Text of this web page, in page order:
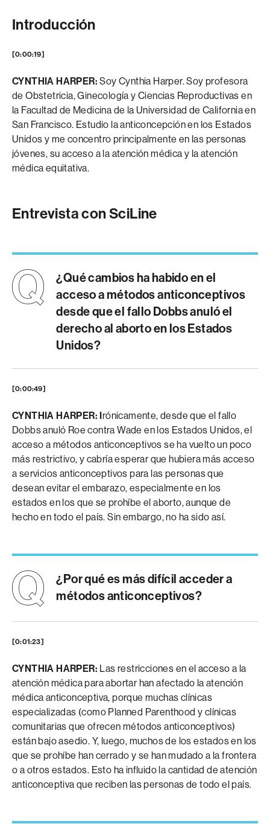
Introducción
[0:00:19]
CYNTHIA HARPER:Soy Cynthia Harper. Soy profesora
de Obstetricia, Ginecología y Ciencias Reproductivas en
la Facultad de Medicina de la Universidad de California en
San Francisco. Estudio la anticoncepción en los Estados
Unidos y me concentro principalmente en las personas
jóvenes, su acceso a la atención médica y la atención
médica equitativa.
Entrevista con SciLine
¿Qué cambios ha habido en el
acceso a métodos anticonceptivos
desde que el fallo Dobbs anuló el
derecho al aborto en los Estados
Unidos?
[0:00:49]
CYNTHIA HARPER: Irónicamente, desde que el fallo
Dobbs anuló Roe contra Wade en los Estados Unidos, el
acceso a métodos anticonceptivos se ha vuelto un poco
más restrictivo, y cabría esperar que hubiera más acceso
a servicios anticonceptivos para las personas que
desean evitar el embarazo, especialmente en los
estados en los que se prohíbe el aborto, aunque de
hecho en todo el país. Sin embargo, no ha sido así.
¿Por qué es más difícil acceder a
métodos anticonceptivos?
[0:01:23]
CYNTHIA HARPER: Las restricciones en el acceso a la
atención médica para abortar han afectado la atención
médica anticonceptiva, porque muchas clínicas
especializadas (como Planned Parenthood y clínicas
comunitarias que ofrecen métodos anticonceptivos)
están bajo asedio. Y, luego, muchos de los estados en los
que se prohíbe han cerrado y se han mudado a la frontera
o a otros estados. Esto ha influido la cantidad de atención
anticonceptiva que reciben las personas de todo el país.